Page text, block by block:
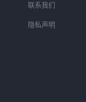
联系我们
隐私声明